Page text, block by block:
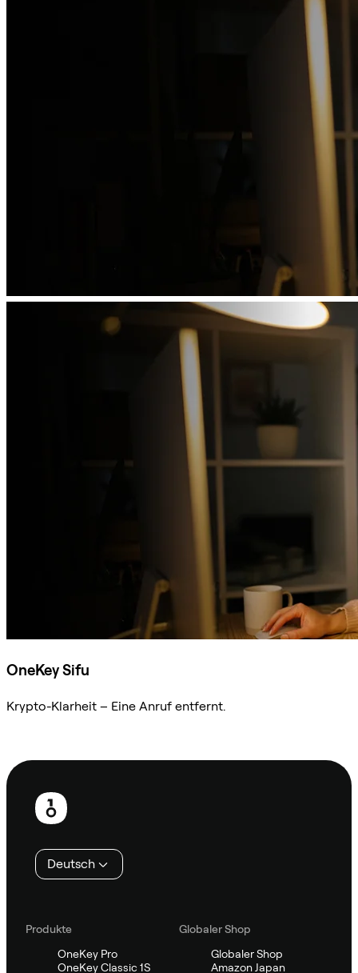
OneKey Sifu
Krypto-Klarheit – Eine Anruf entfernt.
Fußzeile
Deutsch
Produkte
OneKey Pro
OneKey Classic 1S
Globaler Shop
Globaler Shop
Amazon Japan